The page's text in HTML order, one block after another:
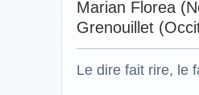
Marian Florea
Grenouillet
Le dire fait rire, le